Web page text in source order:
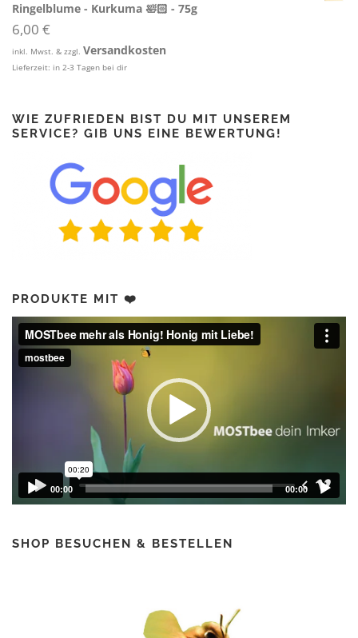
Ringelblume - Kurkuma 🛀🏻 - 75g
6,00 €
inkl. Mwst. & zzgl. Versandkosten
Lieferzeit: in 2-3 Tagen bei dir
WIE ZUFRIEDEN BIST DU MIT UNSEREM
SERVICE? GIB UNS EINE BEWERTUNG!
PRODUKTE MIT ❤️
Video-
Player
00:00 00:00
SHOP BESUCHEN & BESTELLEN